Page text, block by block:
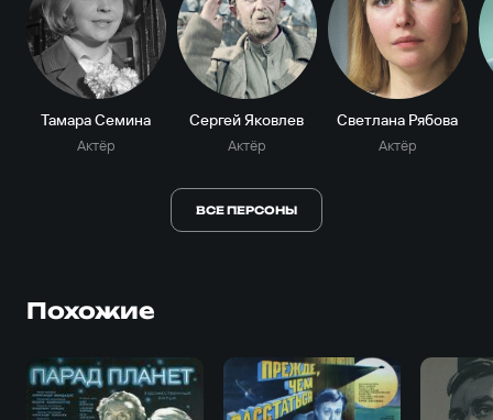
Тамара Семина
Актёр
Сергей Яковлев
Актёр
Светлана Рябова
Актёр
ВСЕ ПЕРСОНЫ
Похожие